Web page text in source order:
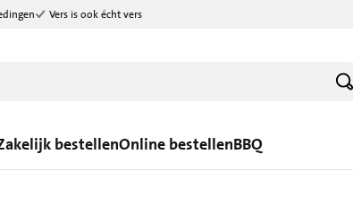
Vers is ook écht vers
bestellenOnline bestellenBBQ